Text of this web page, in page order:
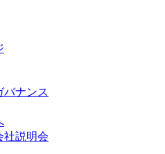
バナンス
社説明会